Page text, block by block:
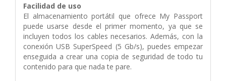
Facilidad de uso
El almacenamiento portátil que ofrece My Passport
puede usarse desde el primer momento, ya que se
incluyen todos los cables necesarios. Además, con la
conexión USB SuperSpeed (5 Gb/s), puedes empezar
enseguida a crear una copia de seguridad de todo tu
contenido para que nada te pare.